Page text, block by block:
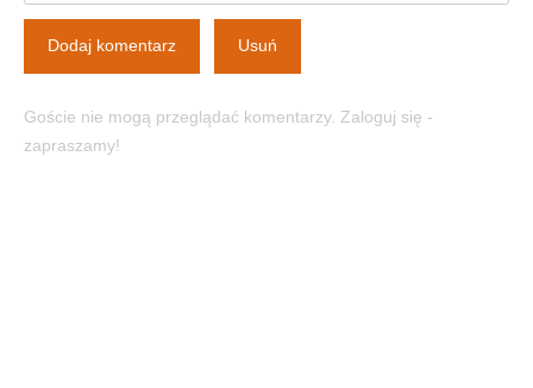
Dodaj komentarz Usuń
Goście nie mogą przeglądać komentarzy. Zaloguj się -
zapraszamy!